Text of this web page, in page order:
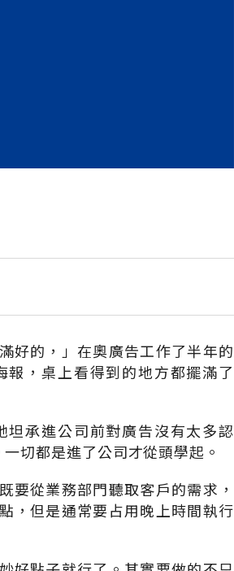
好的，」在奧廣告工作了半年的
，桌上看得到的地方都擺滿了
承進公司前對廣告沒有太多認
切都是進了公司才從頭學起。
要從業務部門聽取客戶的需求，
，但是通常要占用晚上時間執行